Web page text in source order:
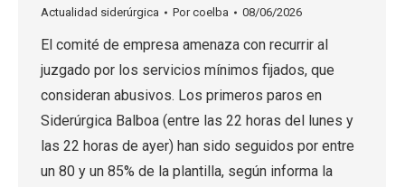
Actualidad siderúrgica Porcoelba 08/06/2026
El comité de empresa amenaza con recurrir al
juzgado por los servicios mínimos fijados, que
consideran abusivos. Los primeros paros en
Siderúrgica Balboa (entre las 22 horas del lunes y
las 22 horas de ayer) han sido seguidos por entre
un 80 y un 85% de la plantilla, según informa la